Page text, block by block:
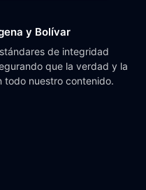
y Bolívar
de integridad
que la verdad y la
todo nuestro contenido.